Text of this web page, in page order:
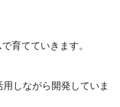
育てていきます。
しながら開発していま